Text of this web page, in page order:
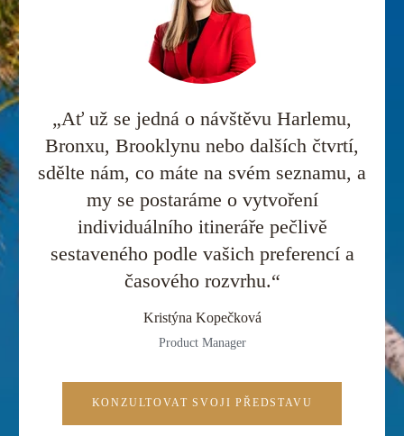
„Ať už se jedná o návštěvu Harlemu,
Bronxu, Brooklynu nebo dalších čtvrtí,
sdělte nám, co máte na svém seznamu, a
my se postaráme o vytvoření
individuálního itineráře pečlivě
sestaveného podle vašich preferencí a
časového rozvrhu.“
Kristýna Kopečková
Product Manager
KONZULTOVAT SVOJI PŘEDSTAVU